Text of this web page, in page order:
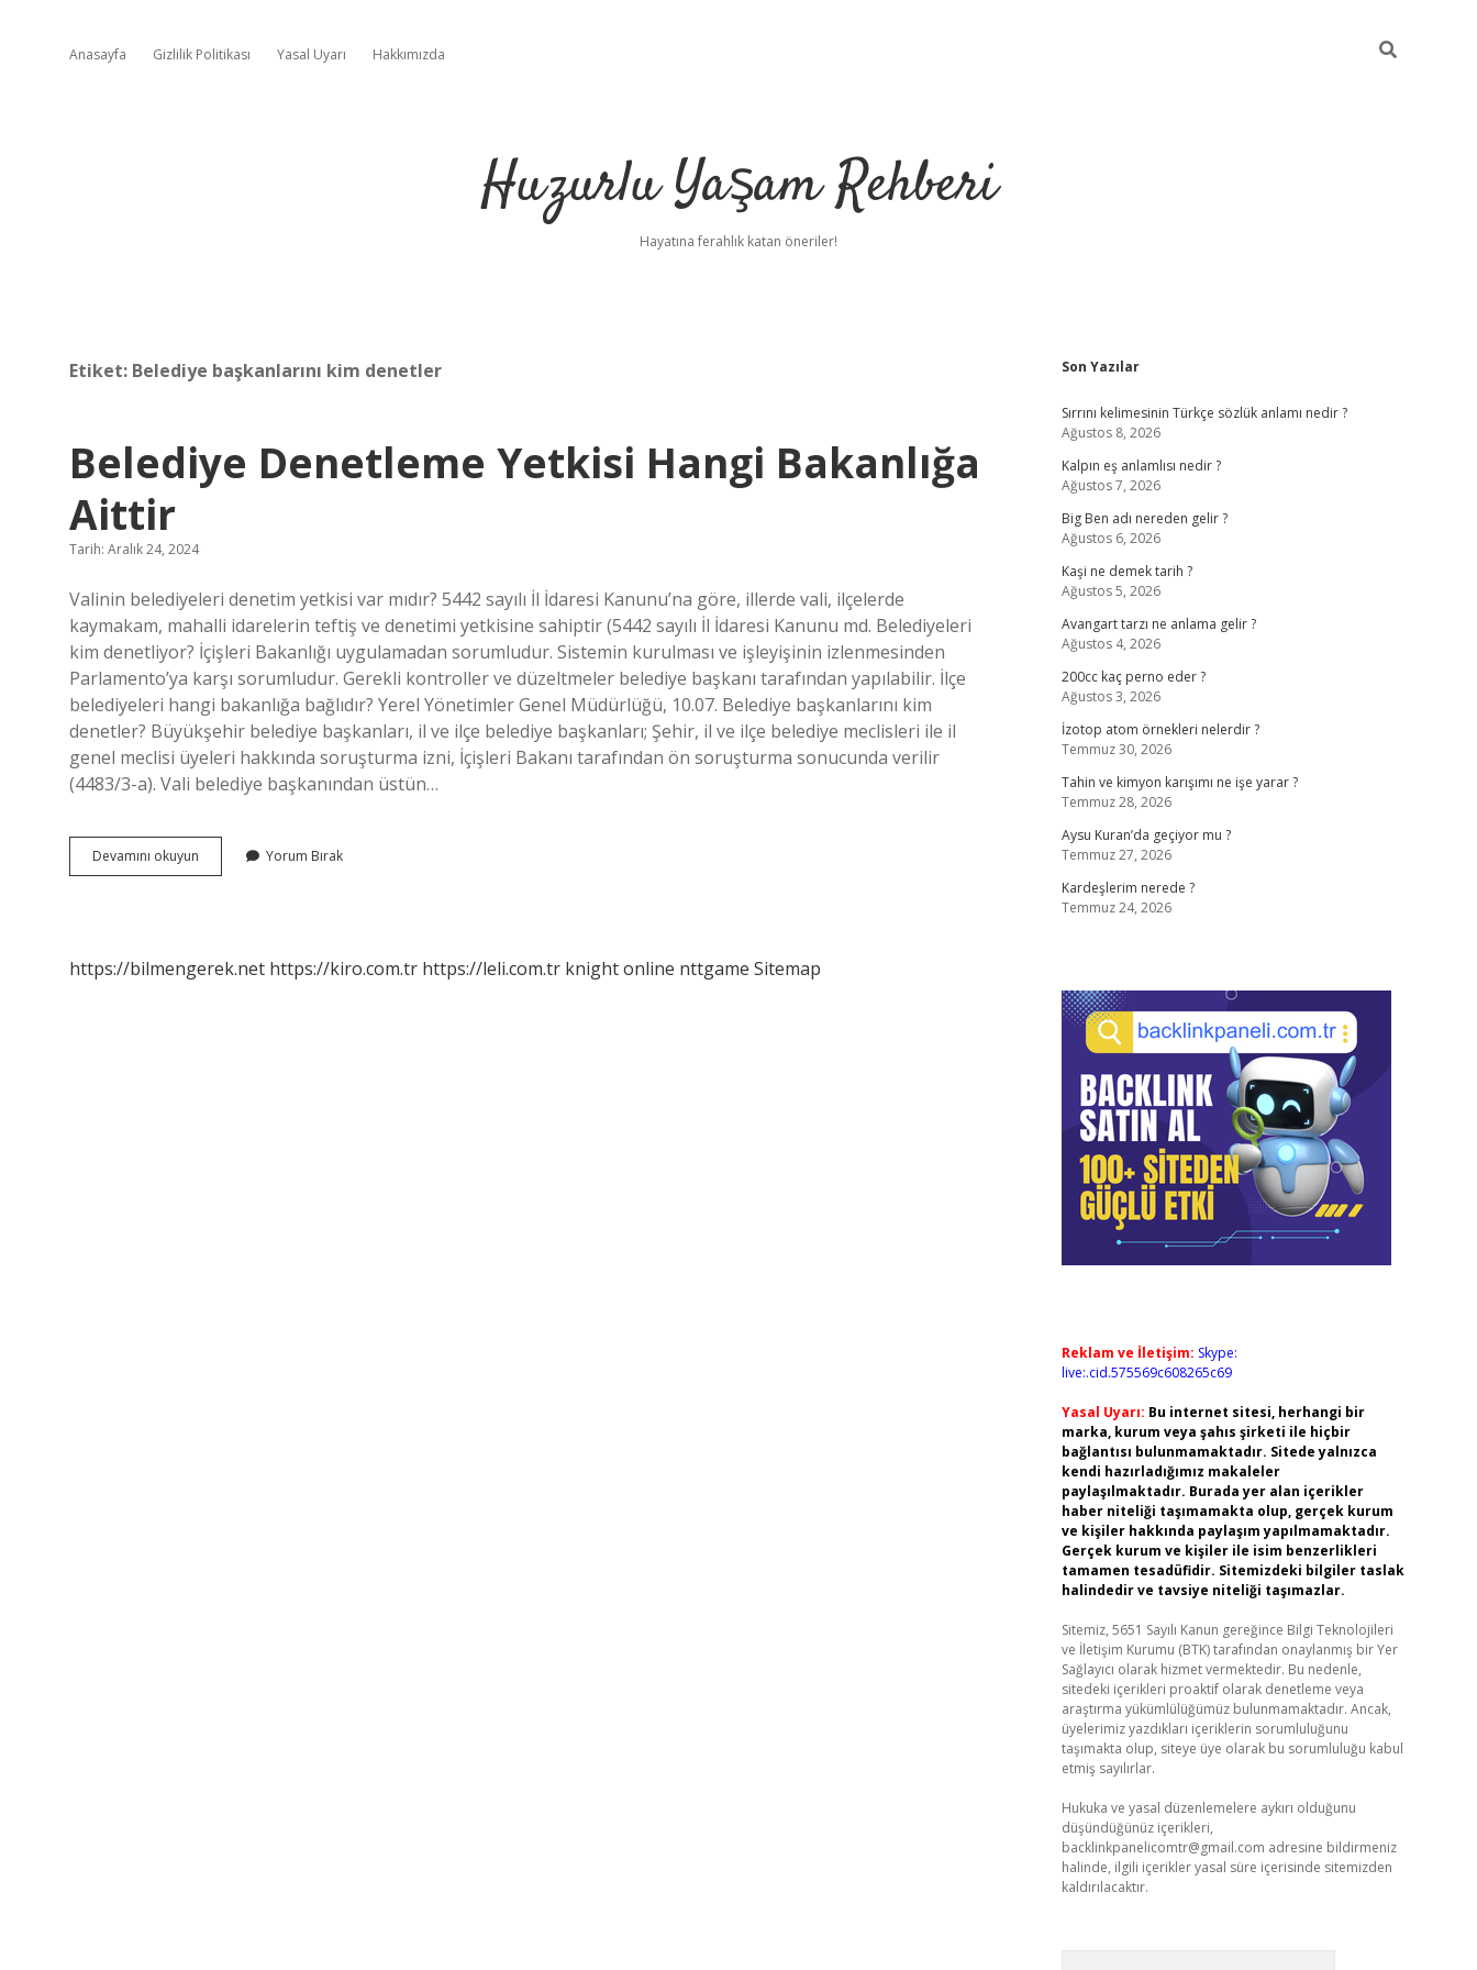
Anasayfa Gizlilik Politikası Yasal Uyarı Hakkımızda
Huzurlu Yaşam Rehberi
Hayatına ferahlık katan öneriler!
Etiket: Belediye başkanlarını kim denetler
Belediye Denetleme Yetkisi Hangi Bakanlığa
Aittir
Tarih: Aralık 24, 2024
Valinin belediyeleri denetim yetkisi var mıdır? 5442 sayılı İl İdaresi Kanunu’na göre, illerde vali, ilçelerde
kaymakam, mahalli idarelerin teftiş ve denetimi yetkisine sahiptir (5442 sayılı İl İdaresi Kanunu md. Belediyeleri
kim denetliyor? İçişleri Bakanlığı uygulamadan sorumludur. Sistemin kurulması ve işleyişinin izlenmesinden
Parlamento’ya karşı sorumludur. Gerekli kontroller ve düzeltmeler belediye başkanı tarafından yapılabilir. İlçe
belediyeleri hangi bakanlığa bağlıdır? Yerel Yönetimler Genel Müdürlüğü, 10.07. Belediye başkanlarını kim
denetler? Büyükşehir belediye başkanları, il ve ilçe belediye başkanları; Şehir, il ve ilçe belediye meclisleri ile il
genel meclisi üyeleri hakkında soruşturma izni, İçişleri Bakanı tarafından ön soruşturma sonucunda verilir
(4483/3-a). Vali belediye başkanından üstün…
Devamını okuyun Belediye
Denetleme
Yorum Bırak
https://bilmengerek.net https://kiro.com.tr https://leli.com.tr knight online nttgame Sitemap
Sidebar
Son Yazılar
Sırrını kelimesinin Türkçe sözlük anlamı nedir ?
Ağustos 8, 2026
Kalpın eş anlamlısı nedir ?
Ağustos 7, 2026
Big Ben adı nereden gelir ?
Ağustos 6, 2026
Kaşi ne demek tarih ?
Ağustos 5, 2026
Avangart tarzı ne anlama gelir ?
Ağustos 4, 2026
200cc kaç perno eder ?
Ağustos 3, 2026
İzotop atom örnekleri nelerdir ?
Temmuz 30, 2026
Tahin ve kimyon karışımı ne işe yarar ?
Temmuz 28, 2026
Aysu Kuran’da geçiyor mu ?
Temmuz 27, 2026
Kardeşlerim nerede ?
Temmuz 24, 2026
Reklam ve İletişim: Skype:
live:.cid.575569c608265c69
Yasal Uyarı: Bu internet sitesi, herhangi bir
marka, kurum veya şahıs şirketi ile hiçbir
bağlantısı bulunmamaktadır. Sitede yalnızca
kendi hazırladığımız makaleler
paylaşılmaktadır. Burada yer alan içerikler
haber niteliği taşımamakta olup, gerçek kurum
ve kişiler hakkında paylaşım yapılmamaktadır.
Gerçek kurum ve kişiler ile isim benzerlikleri
tamamen tesadüfidir. Sitemizdeki bilgiler taslak
halindedir ve tavsiye niteliği taşımazlar.
Sitemiz, 5651 Sayılı Kanun gereğince Bilgi Teknolojileri
ve İletişim Kurumu (BTK) tarafından onaylanmış bir Yer
Sağlayıcı olarak hizmet vermektedir. Bu nedenle,
sitedeki içerikleri proaktif olarak denetleme veya
araştırma yükümlülüğümüz bulunmamaktadır. Ancak,
üyelerimiz yazdıkları içeriklerin sorumluluğunu
taşımakta olup, siteye üye olarak bu sorumluluğu kabul
etmiş sayılırlar.
Hukuka ve yasal düzenlemelere aykırı olduğunu
düşündüğünüz içerikleri,
backlinkpanelicomtr@gmail.com adresine bildirmeniz
halinde, ilgili içerikler yasal süre içerisinde sitemizden
kaldırılacaktır.